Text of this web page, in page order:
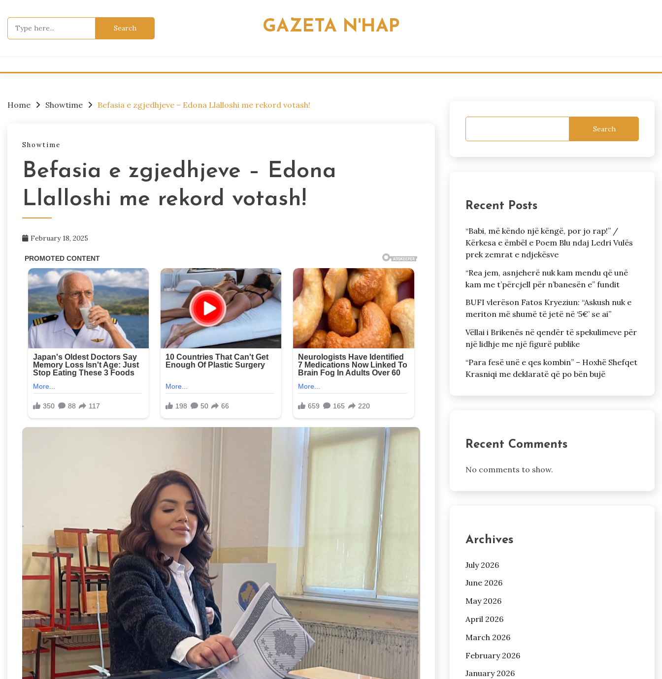
to
content
GAZETA N'HAP
Home Showtime Befasia e zgjedhjeve – Edona Llalloshi me rekord votash!
Showtime
Befasia e zgjedhjeve – Edona
Llalloshi me rekord votash!
February 18, 2025
Search
Recent Posts
“Babi, më këndo një këngë, por jo rap!” /
Kërkesa e ëmbël e Poem Blu ndaj Ledri Vulës
prek zemrat e ndjekësve
“Rea jem, asnjeherë nuk kam mendu që unë
kam me t’përcjell për n’banesën e” fundit
BUFI vlerëson Fatos Kryeziun: “Askush nuk e
meriton më shumë të jetë në ‘5€’ se ai”
Vëllai i Brikenës në qendër të spekulimeve për
një lidhje me një figurë publike
“Para fesë unë e qes kombin” – Hoxhë Shefqet
Krasniqi me deklaratë që po bën bujë
Recent Comments
No comments to show.
Archives
July 2026
June 2026
May 2026
April 2026
March 2026
February 2026
January 2026